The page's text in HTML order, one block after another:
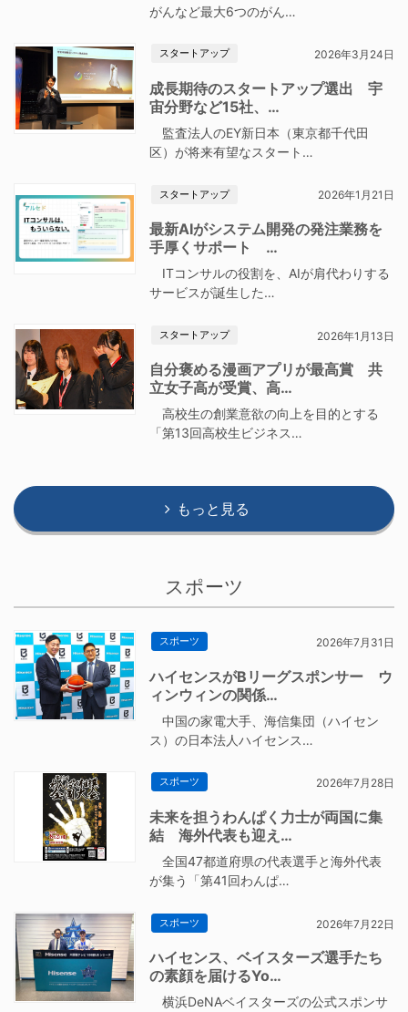
がんなど最大6つのがん…
スタートアップ 2026年3月24日
成長期待のスタートアップ選出 宇
宙分野など15社、…
監査法人のEY新日本（東京都千代田
区）が将来有望なスタート…
スタートアップ 2026年1月21日
最新AIがシステム開発の発注業務を
手厚くサポート …
ITコンサルの役割を、AIが肩代わりする
サービスが誕生した…
スタートアップ 2026年1月13日
自分褒める漫画アプリが最高賞 共
立女子高が受賞、高…
高校生の創業意欲の向上を目的とする
「第13回高校生ビジネス…
もっと見る
スポーツ
スポーツ 2026年7月31日
ハイセンスがBリーグスポンサー ウ
ィンウィンの関係…
中国の家電大手、海信集団（ハイセン
ス）の日本法人ハイセンス…
スポーツ 2026年7月28日
未来を担うわんぱく力士が両国に集
結 海外代表も迎え…
全国47都道府県の代表選手と海外代表
が集う「第41回わんぱ…
スポーツ 2026年7月22日
ハイセンス、ベイスターズ選手たち
の素顔を届けるYo…
横浜DeNAベイスターズの公式スポンサ